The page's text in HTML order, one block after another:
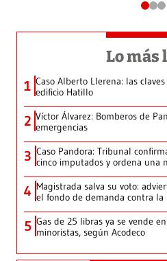
Lo más
1 Caso Alberto Llerena: las
edificio Hatillo
2 Víctor Álvarez: Bomberos de
emergencias
3 Caso Pandora: Tribunal
cinco imputados y ordena una
4 Magistrada salva su voto:
el fondo de demanda contra la
5 Gas de 25 libras ya se vende
minoristas, según Acodeco